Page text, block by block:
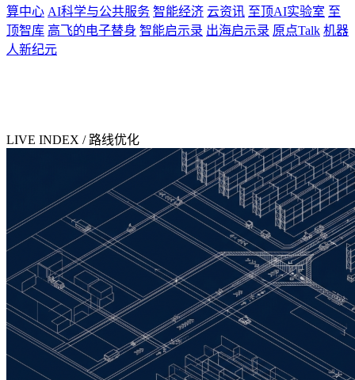
算中心 AI科学与公共服务 智能经济 云资讯 至顶AI实验室 至
顶智库 高飞的电子替身 智能启示录 出海启示录 原点Talk 机器
人新纪元
LIVE INDEX / 路线优化